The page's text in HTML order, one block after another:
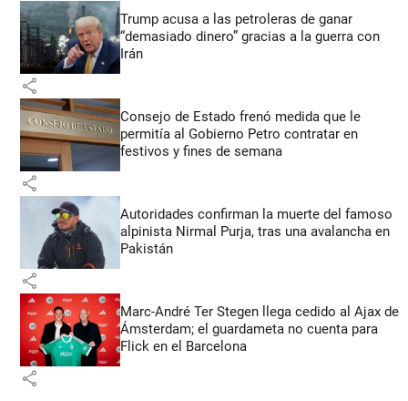
Trump acusa a las petroleras de ganar
“demasiado dinero” gracias a la guerra con
Irán
share
Consejo de Estado frenó medida que le
permitía al Gobierno Petro contratar en
festivos y fines de semana
share
Autoridades confirman la muerte del famoso
alpinista Nirmal Purja, tras una avalancha en
Pakistán
share
Marc-André Ter Stegen llega cedido al Ajax de
Ámsterdam; el guardameta no cuenta para
Flick en el Barcelona
share